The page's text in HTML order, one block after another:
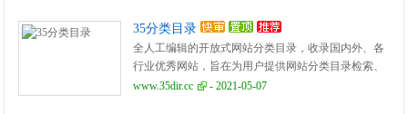
35分类目录
全人工编辑的开放式网站分类目录，收录国内外、各
行业优秀网站，旨在为用户提供网站分类目录检索、
优秀网站参考、网站推广服务。
www.35dir.cc - 2021-05-07